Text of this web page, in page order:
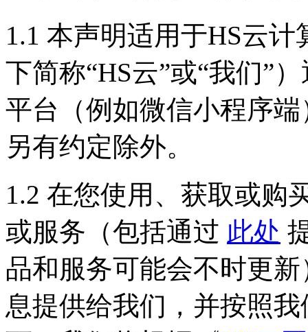
1.1 本声明适用于HS云
下简称“HS云”或“我们”
平台（例如微信小程序
另有约定除外。
1.2 在您使用、获取或购
或服务（包括通过 此处
品和服务可能会不时更
息提供给我们，并按照